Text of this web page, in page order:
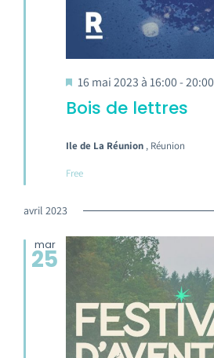
16 mai 2023 à 16:00-20:00
Bois de lettres
Ile de La Réunion , Réunion
Free
avril 2023
mar
25